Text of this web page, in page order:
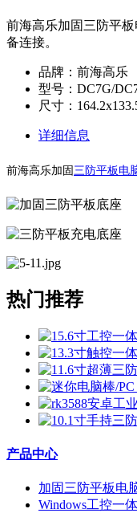
前海高乐加固三防平
备连接。
品牌：前海高乐
型号：DC7G/
尺寸：
详细信息
前海高乐加固 三防平板电
热门推荐
产品中心
加固三防平板电
Windows工控一